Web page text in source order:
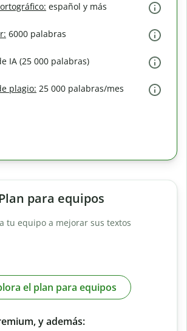
español y más
6000 palabras
IA (25 000 palabras)
plagio: 25 000 palabras/mes
para equipos
tu equipo a mejorar sus textos
el plan para equipos
y además: